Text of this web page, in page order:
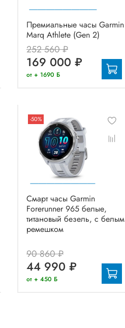
Премиальные часы Garmin
Marq Athlete (Gen 2)
252 560 ₽
169 000 ₽
от + 1690 Б
-50%
Смарт часы Garmin
Forerunner 965 белые,
титановый безель, с белым
ремешком
90 860 ₽
44 990 ₽
от + 450 Б